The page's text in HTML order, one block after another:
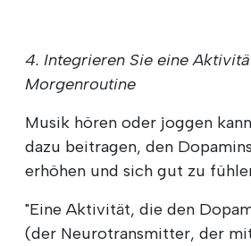
4. Integrieren Sie eine
Morgenroutine
Musik hören oder joggen
dazu beitragen, den
erhöhen und sich gut zu
"Eine Aktivität, die den
(der Neurotransmitter, der